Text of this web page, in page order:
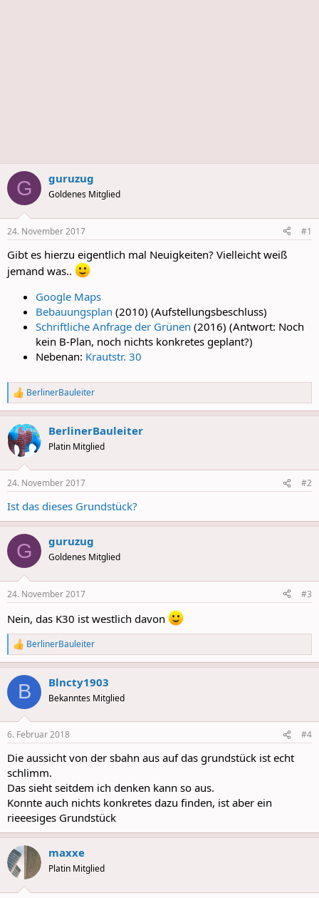
G guruzug
Goldenes Mitglied
24. November 2017 #1
Gibt es hierzu eigentlich mal Neuigkeiten? Vielleicht weiß
jemand was..
Google Maps
Bebauungsplan (2010) (Aufstellungsbeschluss)
Schriftliche Anfrage der Grünen (2016) (Antwort: Noch
kein B-Plan, noch nichts konkretes geplant?)
Nebenan: Krautstr. 30
R
e
a
c
t
i
s
BerlinerBauleiter
BerlinerBauleiter
Platin Mitglied
24. November 2017 #2
Ist das dieses Grundstück?
G guruzug
Goldenes Mitglied
24. November 2017 #3
Nein, das K30 ist westlich davon
R
e
a
c
i
s
BerlinerBauleiter
B Blncty1903
Bekanntes Mitglied
6. Februar 2018 #4
Die aussicht von der sbahn aus auf das grundstück ist echt
schlimm.
Das sieht seitdem ich denken kann so aus.
Konnte auch nichts konkretes dazu finden, ist aber ein
rieeesiges Grundstück
maxxe
Platin Mitglied